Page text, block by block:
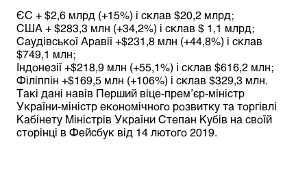
ЄС + $2,6 млрд (+15%) і склав $20,2 млрд;
США + $283,3 млн (+34,2%) і склав $ 1,1 млрд;
Саудівської Аравії +$231,8 млн (+44,8%) і склав
$749,1 млн;
Індонезії +$218,9 млн (+55,1%) і склав $616,2 млн;
Філіппін +$169,5 млн (+106%) і склав $329,3 млн.
Такі дані навів Перший віце-прем’єр-міністр
України-міністр економічного розвитку та торгівлі
Кабінету Міністрів України Степан Кубів на своїй
сторінці в Фейсбук від 14 лютого 2019.